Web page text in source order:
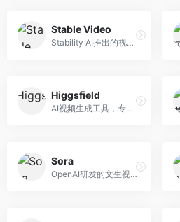
Stable Video
Stability AI推出的视频生成模型，开源可部署。面向开发者和专业创作者，支持视频生成、视频编辑等功能，开源生态完善，定制化程度高。
Higgsfield
AI视频生成工具，专注于高质量视频内容创作。面向视频创作者和营销人员，支持文生视频、视频编辑等功能，视频效果逼真，适合商业应用。
Sora
OpenAI研发的文生视频大模型，可根据文字描述生成长达60秒的高清视频。面向影视创作者、广告从业者和内容生产者，视频连贯性强，物理世界理解准确，代表了AI视频生成的最高水平。